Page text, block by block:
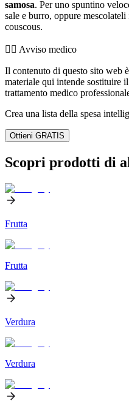
samosa. Per uno spuntino
sale e burro, oppure
couscous.
👨‍⚕️️ Avviso medico
Il contenuto di questo sito web
materiale qui intende sostituire
trattamento medico
Crea una lista della spesa
Ottieni GRATIS
Scopri prodotti di
Frutta
Frutta
Verdura
Verdura